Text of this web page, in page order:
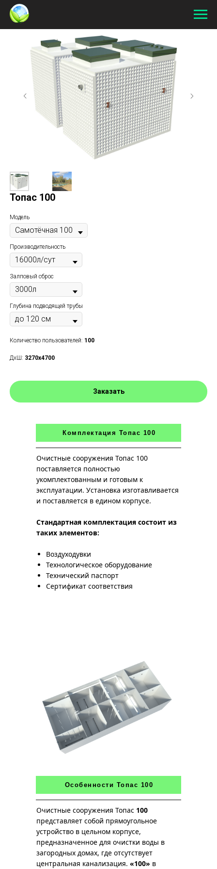
Топас 100
Модель
Производительность
Залповый сброс
Глубина подводящей трубы
Количество пользователей: 100
ДxШ: 3270x4700
Заказать
Комплектация Топас 100
Очистные сооружения Топас 100
поставляется полностью
укомплектованным и готовым к
эксплуатации. Установка изготавливается
и поставляется в едином корпусе.
Стандартная комплектация состоит из
таких элементов:
Воздуходувки
Технологическое оборудование
Технический паспорт
Сертификат соответствия
Особенности Топас 100
Очистные сооружения Топас 100
представляет собой прямоугольное
устройство в цельном корпусе,
предназначенное для очистки воды в
загородных домах, где отсутствует
центральная канализация. «100» в